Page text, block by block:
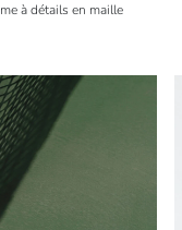
à détails en maille